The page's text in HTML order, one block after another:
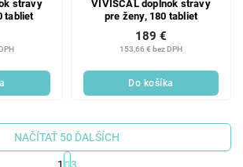
stravy
tabliet
VIVISCAL doplnok stravy
pre ženy, 180 tabliet
153,66 € bez DPH
189 €
Do košíka
NAČÍTAŤ 50 ĎALŠÍCH